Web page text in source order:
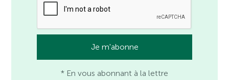
* En vous abonnant à la lettre